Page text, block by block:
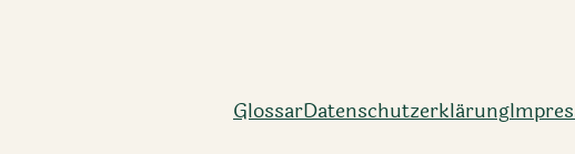
GlossarDatenschutz­erklärung